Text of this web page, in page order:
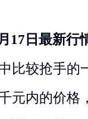
17日最新行
比较抢手的
元内的价格